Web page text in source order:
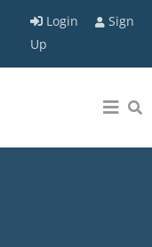
Login
Sign
Up